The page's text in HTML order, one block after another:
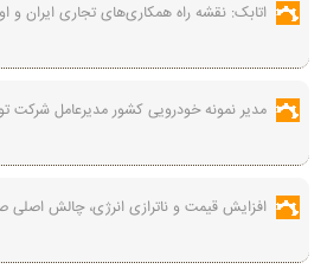
اتابک: نقشه راه همکاری‌های تجاری ایران و
مدیر نمونه خودرویی کشور مدیرعامل شرکت
افزایش قیمت و ناترازی انرژی، چالش اصلی